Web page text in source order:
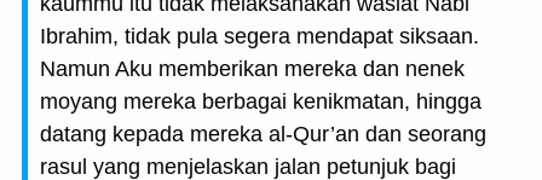
Ibrahim, tidak pula segera mendapat siksaan.
Namun Aku memberikan mereka dan nenek
moyang mereka berbagai kenikmatan, hingga
datang kepada mereka al-Qur’an dan seorang
rasul yang menjelaskan jalan petunjuk bagi